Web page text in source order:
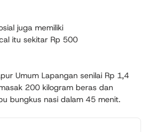
juga memiliki
itu sekitar Rp 500
Umum Lapangan senilai Rp 1,4
200 kilogram beras dan
bungkus nasi dalam 45 menit.